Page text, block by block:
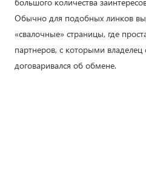
Обычно для подобных линков
«свалочные» страницы, где
партнеров, с которыми владелец
договаривался об обмене.